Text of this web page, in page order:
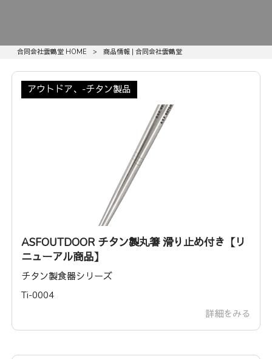
合同会社雲鶴堂 HOME > 商品情報 | 合同会社雲鶴堂
アウトドア、-チタン製品
ASFOUTDOOR チタン製丸箸 滑り止め付き【リ
ニューアル商品】
チタン製食器シリーズ
Ti-0004
詳細をみる